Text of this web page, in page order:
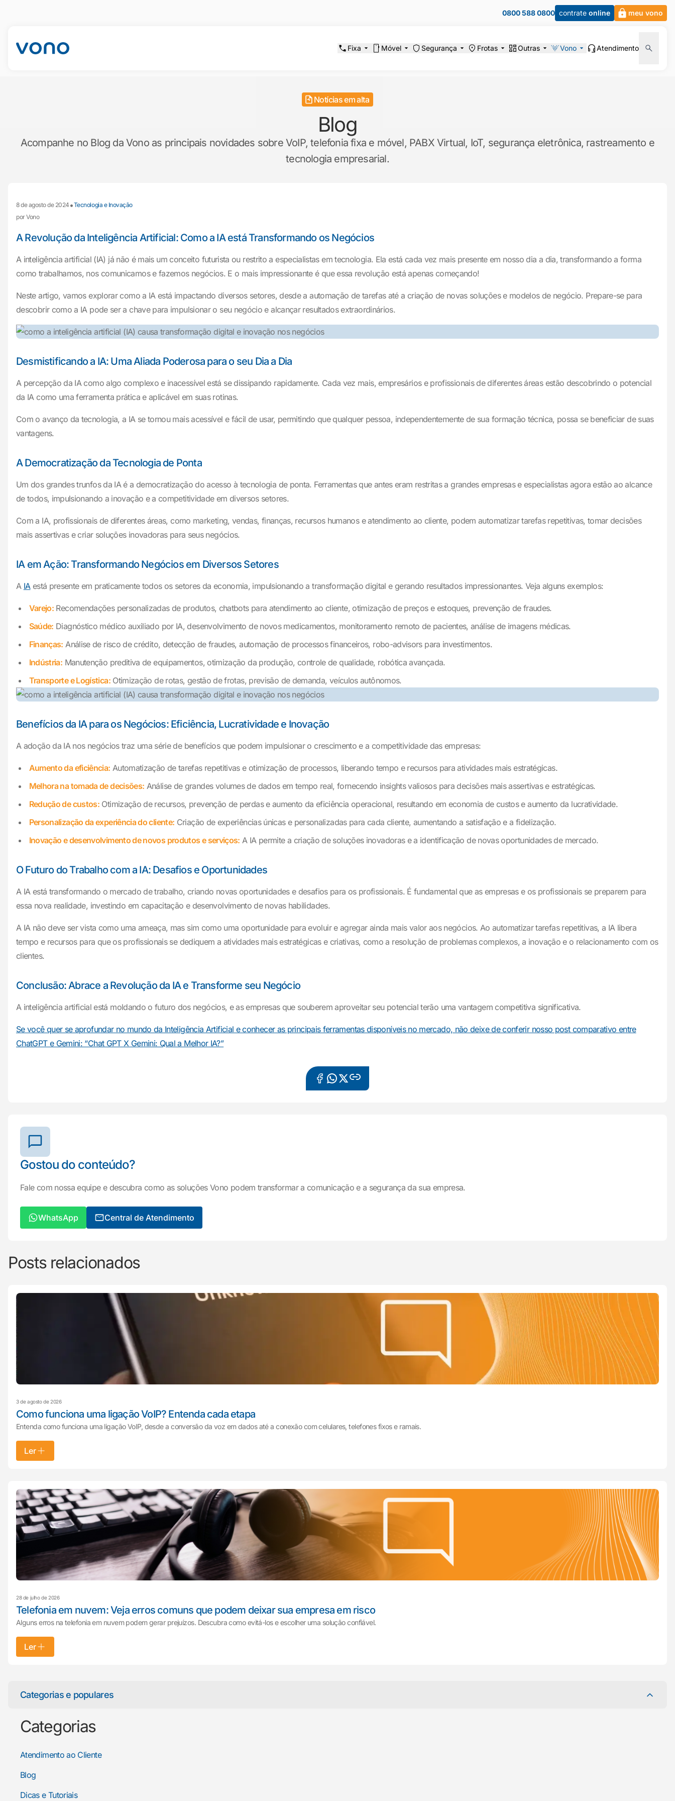
0800 588 0800 contrate online meu vono
Fixa Móvel Segurança Frotas Outras Vono Atendimento
Notícias em alta
Blog
Acompanhe no Blog da Vono as principais novidades sobre VoIP, telefonia fixa e móvel, PABX Virtual, IoT, segurança eletrônica, rastreamento e
tecnologia empresarial.
8 de agosto de 2024 •Tecnologia e Inovação
por Vono
A Revolução da Inteligência Artificial: Como a IA está Transformando os Negócios
A inteligência artificial (IA) já não é mais um conceito futurista ou restrito a especialistas em tecnologia. Ela está cada vez mais presente em nosso dia a dia, transformando a forma
como trabalhamos, nos comunicamos e fazemos negócios. E o mais impressionante é que essa revolução está apenas começando!
Neste artigo, vamos explorar como a IA está impactando diversos setores, desde a automação de tarefas até a criação de novas soluções e modelos de negócio. Prepare-se para
descobrir como a IA pode ser a chave para impulsionar o seu negócio e alcançar resultados extraordinários.
Desmistificando a IA: Uma Aliada Poderosa para o seu Dia a Dia
A percepção da IA como algo complexo e inacessível está se dissipando rapidamente. Cada vez mais, empresários e profissionais de diferentes áreas estão descobrindo o potencial
da IA como uma ferramenta prática e aplicável em suas rotinas.
Com o avanço da tecnologia, a IA se tornou mais acessível e fácil de usar, permitindo que qualquer pessoa, independentemente de sua formação técnica, possa se beneficiar de suas
vantagens.
A Democratização da Tecnologia de Ponta
Um dos grandes trunfos da IA é a democratização do acesso à tecnologia de ponta. Ferramentas que antes eram restritas a grandes empresas e especialistas agora estão ao alcance
de todos, impulsionando a inovação e a competitividade em diversos setores.
Com a IA, profissionais de diferentes áreas, como marketing, vendas, finanças, recursos humanos e atendimento ao cliente, podem automatizar tarefas repetitivas, tomar decisões
mais assertivas e criar soluções inovadoras para seus negócios.
IA em Ação: Transformando Negócios em Diversos Setores
A IAestá presente em praticamente todos os setores da economia, impulsionando a transformação digital e gerando resultados impressionantes. Veja alguns exemplos:
Varejo: Recomendações personalizadas de produtos, chatbots para atendimento ao cliente, otimização de preços e estoques, prevenção de fraudes.
Saúde: Diagnóstico médico auxiliado por IA, desenvolvimento de novos medicamentos, monitoramento remoto de pacientes, análise de imagens médicas.
Finanças: Análise de risco de crédito, detecção de fraudes, automação de processos financeiros, robo-advisors para investimentos.
Indústria: Manutenção preditiva de equipamentos, otimização da produção, controle de qualidade, robótica avançada.
Transporte e Logística:Otimização de rotas, gestão de frotas, previsão de demanda, veículos autônomos.
Benefícios da IA para os Negócios: Eficiência, Lucratividade e Inovação
A adoção da IA nos negócios traz uma série de benefícios que podem impulsionar o crescimento e a competitividade das empresas:
Aumento da eficiência: Automatização de tarefas repetitivas e otimização de processos, liberando tempo e recursos para atividades mais estratégicas.
Melhora na tomada de decisões: Análise de grandes volumes de dados em tempo real, fornecendo insights valiosos para decisões mais assertivas e estratégicas.
Redução de custos: Otimização de recursos, prevenção de perdas e aumento da eficiência operacional, resultando em economia de custos e aumento da lucratividade.
Personalização da experiência do cliente: Criação de experiências únicas e personalizadas para cada cliente, aumentando a satisfação e a fidelização.
Inovação e desenvolvimento de novos produtos e serviços: A IA permite a criação de soluções inovadoras e a identificação de novas oportunidades de mercado.
O Futuro do Trabalho com a IA: Desafios e Oportunidades
A IA está transformando o mercado de trabalho, criando novas oportunidades e desafios para os profissionais. É fundamental que as empresas e os profissionais se preparem para
essa nova realidade, investindo em capacitação e desenvolvimento de novas habilidades.
A IA não deve ser vista como uma ameaça, mas sim como uma oportunidade para evoluir e agregar ainda mais valor aos negócios. Ao automatizar tarefas repetitivas, a IA libera
tempo e recursos para que os profissionais se dediquem a atividades mais estratégicas e criativas, como a resolução de problemas complexos, a inovação e o relacionamento com os
clientes.
Conclusão: Abrace a Revolução da IA e Transforme seu Negócio
A inteligência artificial está moldando o futuro dos negócios, e as empresas que souberem aproveitar seu potencial terão uma vantagem competitiva significativa.
Se você quer se aprofundar no mundo da Inteligência Artificial e conhecer as principais ferramentas disponíveis no mercado, não deixe de conferir nosso post comparativo entre
ChatGPT e Gemini: “Chat GPT X Gemini: Qual a Melhor IA?”
Gostou do conteúdo?
Fale com nossa equipe e descubra como as soluções Vono podem transformar a comunicação e a segurança da sua empresa.
WhatsApp Central de Atendimento
Posts relacionados
3 de agosto de 2026
Como funciona uma ligação VoIP? Entenda cada etapa
Entenda como funciona uma ligação VoIP, desde a conversão da voz em dados até a conexão com celulares, telefones fixos e ramais.
Ler
28 de julho de 2026
Telefonia em nuvem: Veja erros comuns que podem deixar sua empresa em risco
Alguns erros na telefonia em nuvem podem gerar prejuízos. Descubra como evitá-los e escolher uma solução confiável.
Ler
Categorias e populares
Categorias
Atendimento ao Cliente
Blog
Dicas e Tutoriais